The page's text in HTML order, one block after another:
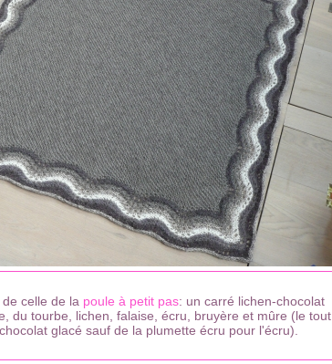
celle de la poule à petit pas: un carré lichen-chocolat
du tourbe, lichen, falaise, écru, bruyère et mûre (le tout
glacé sauf de la plumette écru pour l'écru).